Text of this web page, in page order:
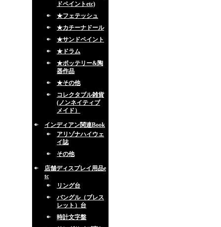
ドペイントetc)
★フェテッシュ
★カチーナドール
★サンドペイント
★ドラム
★ポッテリー&陶
器作品
★その他
コレクタブル雑貨
(ノンネイティブ
メイド）
インディアン関連Book
アリゾナハイウェ
イ誌
その他
店舗ディスプレイ用品e
tc
リング台
バングル（ブレス
レット）台
時計文字盤